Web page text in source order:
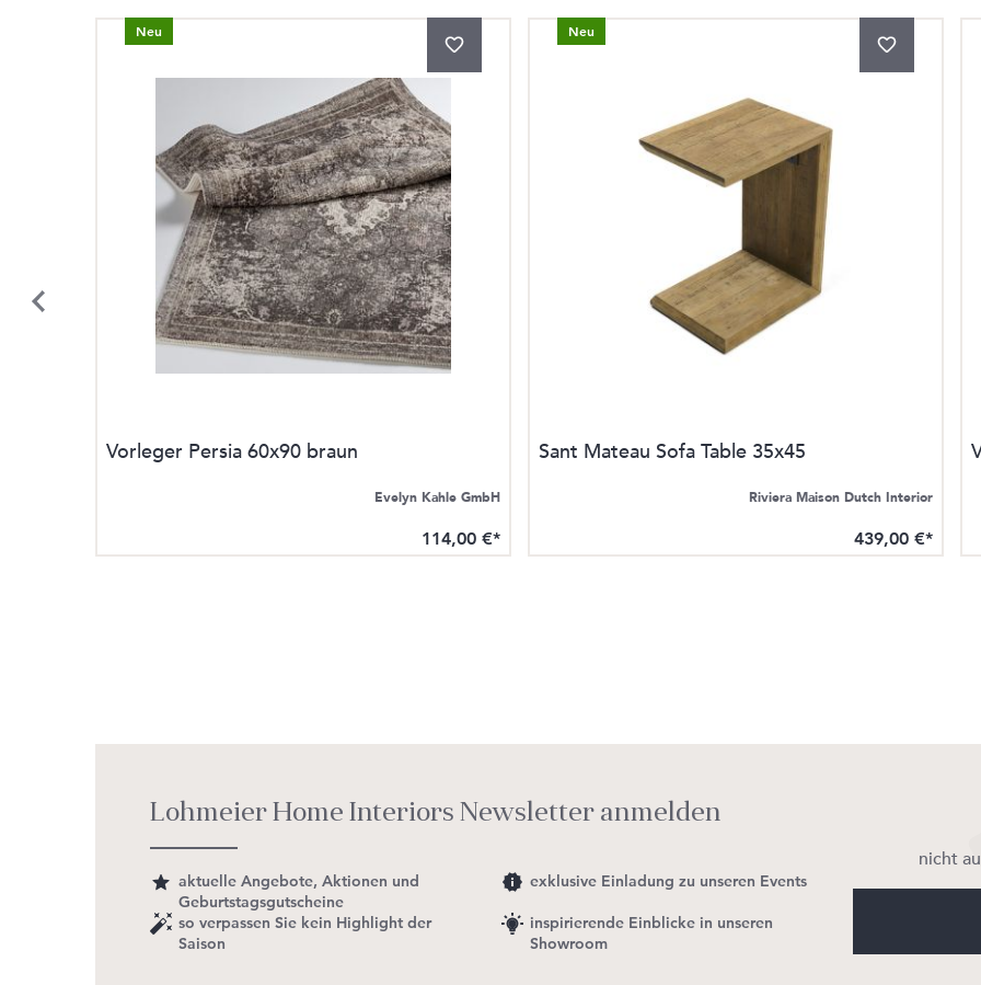
Neu
Vorleger Persia 60x90 braun
Evelyn Kahle GmbH
114,00 €*
Neu
Sant Mateau Sofa Table 35x45
Riviera Maison Dutch Interior
439,00 €*
Lohmeier Home Interiors Newsletter anmelden
aktuelle Angebote, Aktionen und
Geburtstagsgutscheine
exklusive Einladung zu unseren Events
so verpassen Sie kein Highlight der
Saison
inspirierende Einblicke in unseren
Showroom
nicht